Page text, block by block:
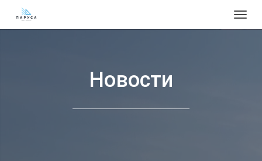
Новости